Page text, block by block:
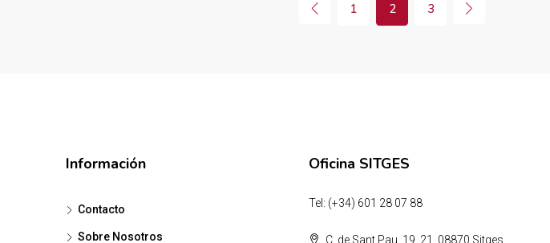
1 2 3
Información
Contacto
Sobre Nosotros
Oficina SITGES
Tel: (+34) 601 28 07 88
C. de Sant Pau, 19, 21, 08870 Sitges,